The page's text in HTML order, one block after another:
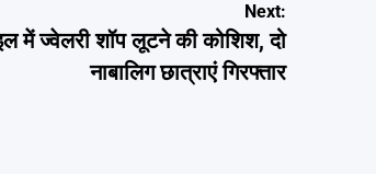
Next:
में ज्वेलरी शॉप लूटने की कोशिश, दो
नाबालिग छात्राएं गिरफ्तार